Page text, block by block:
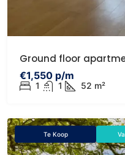
Ground floor
€1,550 p/m
1 1 52 m²
Te Koop